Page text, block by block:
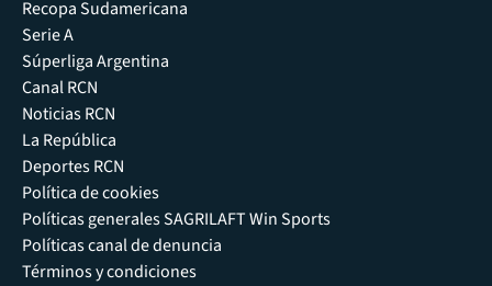
Recopa Sudamericana
Serie A
Súperliga Argentina
Canal RCN
Noticias RCN
La República
Deportes RCN
Política de cookies
Políticas generales SAGRILAFT Win Sports
Políticas canal de denuncia
Términos y condiciones